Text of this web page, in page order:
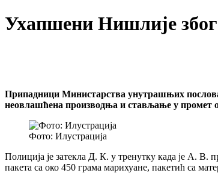
Ухапшени Нишлије
Припадници Министарства унутрашњих
неовлашћена производња и стављање у промет
Фото: Илустрација
Полиција је затекла Д. К. у тренутку када је А. В.
пакета са око 450 грама марихуане, пакетић са